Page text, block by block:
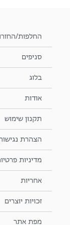
החלפות/
סניפים
בלוג
אודות
תקנון שימוש
הצהרת
מדיניות
אחריות
זכויות יוצרים
מפת אתר